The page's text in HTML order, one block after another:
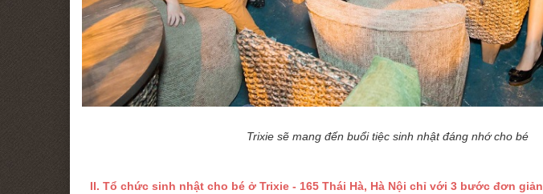
Trixie sẽ mang đến buổi tiệc sinh nhật đáng nhớ cho bé
II. Tổ chức sinh nhật cho bé ở Trixie - 165 Thái Hà, Hà Nội chỉ với 3 bước đơn giản